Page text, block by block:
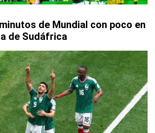
de Mundial con poco en
de Sudáfrica